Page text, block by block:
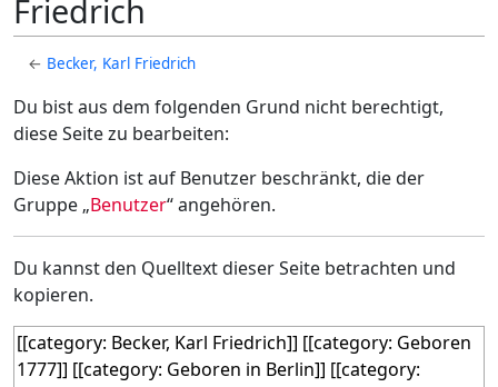
Friedrich
← Becker, Karl Friedrich
Du bist aus dem folgenden Grund nicht berechtigt,
diese Seite zu bearbeiten:
Diese Aktion ist auf Benutzer beschränkt, die der
Gruppe „Benutzer“ angehören.
Du kannst den Quelltext dieser Seite betrachten und
kopieren.